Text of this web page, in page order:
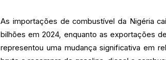
As importações de combustível da Nigéria
bilhões em 2024, enquanto as exportações
representou uma mudança significativa em